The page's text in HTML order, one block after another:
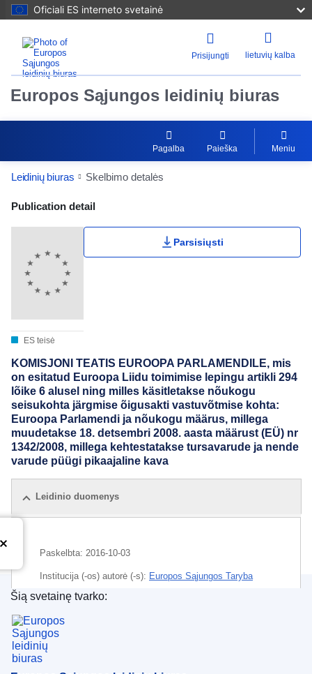
Oficiali ES interneto svetainė
Prisijungti lietuvių kalba
Europos Sąjungos leidinių biuras
Pagalba Paieška Meniu
Leidinių biuras Skelbimo detalės
Publication Detail Actions Portlet
Publication detail
ES teisė
Parsisiųsti
KOMISJONI TEATIS EUROOPA PARLAMENDILE, mis
on esitatud Euroopa Liidu toimimise lepingu artikli 294
lõike 6 alusel ning milles käsitletakse nõukogu
seisukohta järgmise õigusakti vastuvõtmise kohta:
Euroopa Parlamendi ja nõukogu määrus, millega
muudetakse 18. detsembri 2008. aasta määrust (EÜ) nr
1342/2008, millega kehtestatakse tursavarude ja nende
varude püügi pikaajaline kava
Leidinio duomenys
Paskelbta: 2016-10-03
Institucija (-os) autorė (-s): Europos Sąjungos Taryba
IMMC : ST 12834 2016 INIT
Europos Sąjungos leidinių biuras
Šią svetainę tvarko: